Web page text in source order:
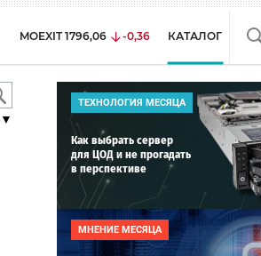
MOEXIT 1796,06 -0,36 КАТАЛОГ
ТЕХНОЛОГИЯ МЕСЯЦА
Как выбрать сервер
для ЦОД и не прогадать
в перспективе
МНЕНИЕ МЕСЯЦА